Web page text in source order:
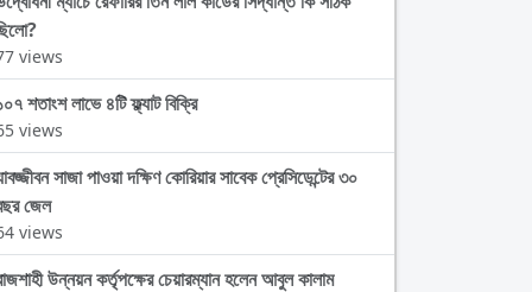
views
শতাংশ লাভে ৪টি ফ্ল্যাট বিক্রি
views
সাজা পাওয়া দক্ষিণ কোরিয়ার সাবেক প্রেসিডেন্টের ৩০
জেল
views
উন্নয়ন কর্তৃপক্ষের চেয়ারম্যান হলেন আবুল কালাম